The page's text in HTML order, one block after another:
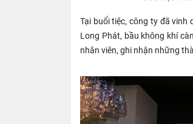
Tại buổi tiệc, công ty đã
Long Phát, bầu không khí
nhân viên, ghi nhận những